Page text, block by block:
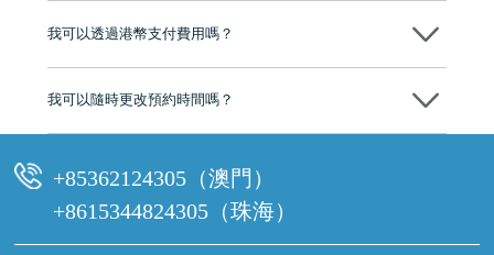
我可以透過港幣支付費用嗎？
我可以隨時更改預約時間嗎？
可以，請盡早通過wechat或whatsapp聯絡我們，告知我們你原本預約的
+85362124305（澳門）
+8615344824305（珠海）